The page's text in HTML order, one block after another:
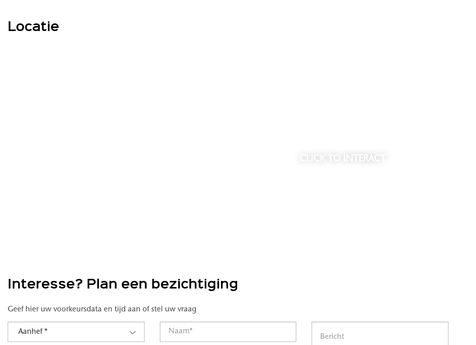
Locatie
TO INTERACT
Interesse? Plan een bezichtiging
Geef hier uw voorkeursdata en tijd aan of stel uw vraag
Aanhef *